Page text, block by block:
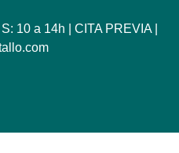
10 a 14h | CITA PREVIA |